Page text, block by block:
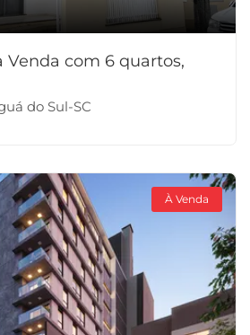
com 6 quartos,
do Sul-SC
À Venda